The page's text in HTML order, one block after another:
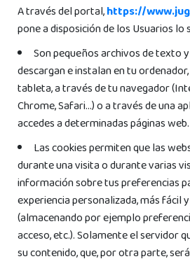
A través del portal,https://
pone a disposición de los Usuarios lo
Son pequeños archivos de texto
descargan e instalan en tu
tableta, a través de tu navegador
Chrome, Safari…) o a través de una
accedes a determinadas páginas web.
Las cookies permiten que las
durante una visita o durante varias
información sobre tus preferencias
experiencia personalizada, más fácil
(almacenando por ejemplo
acceso, etc.). Solamente el servidor
su contenido, que, por otra parte,